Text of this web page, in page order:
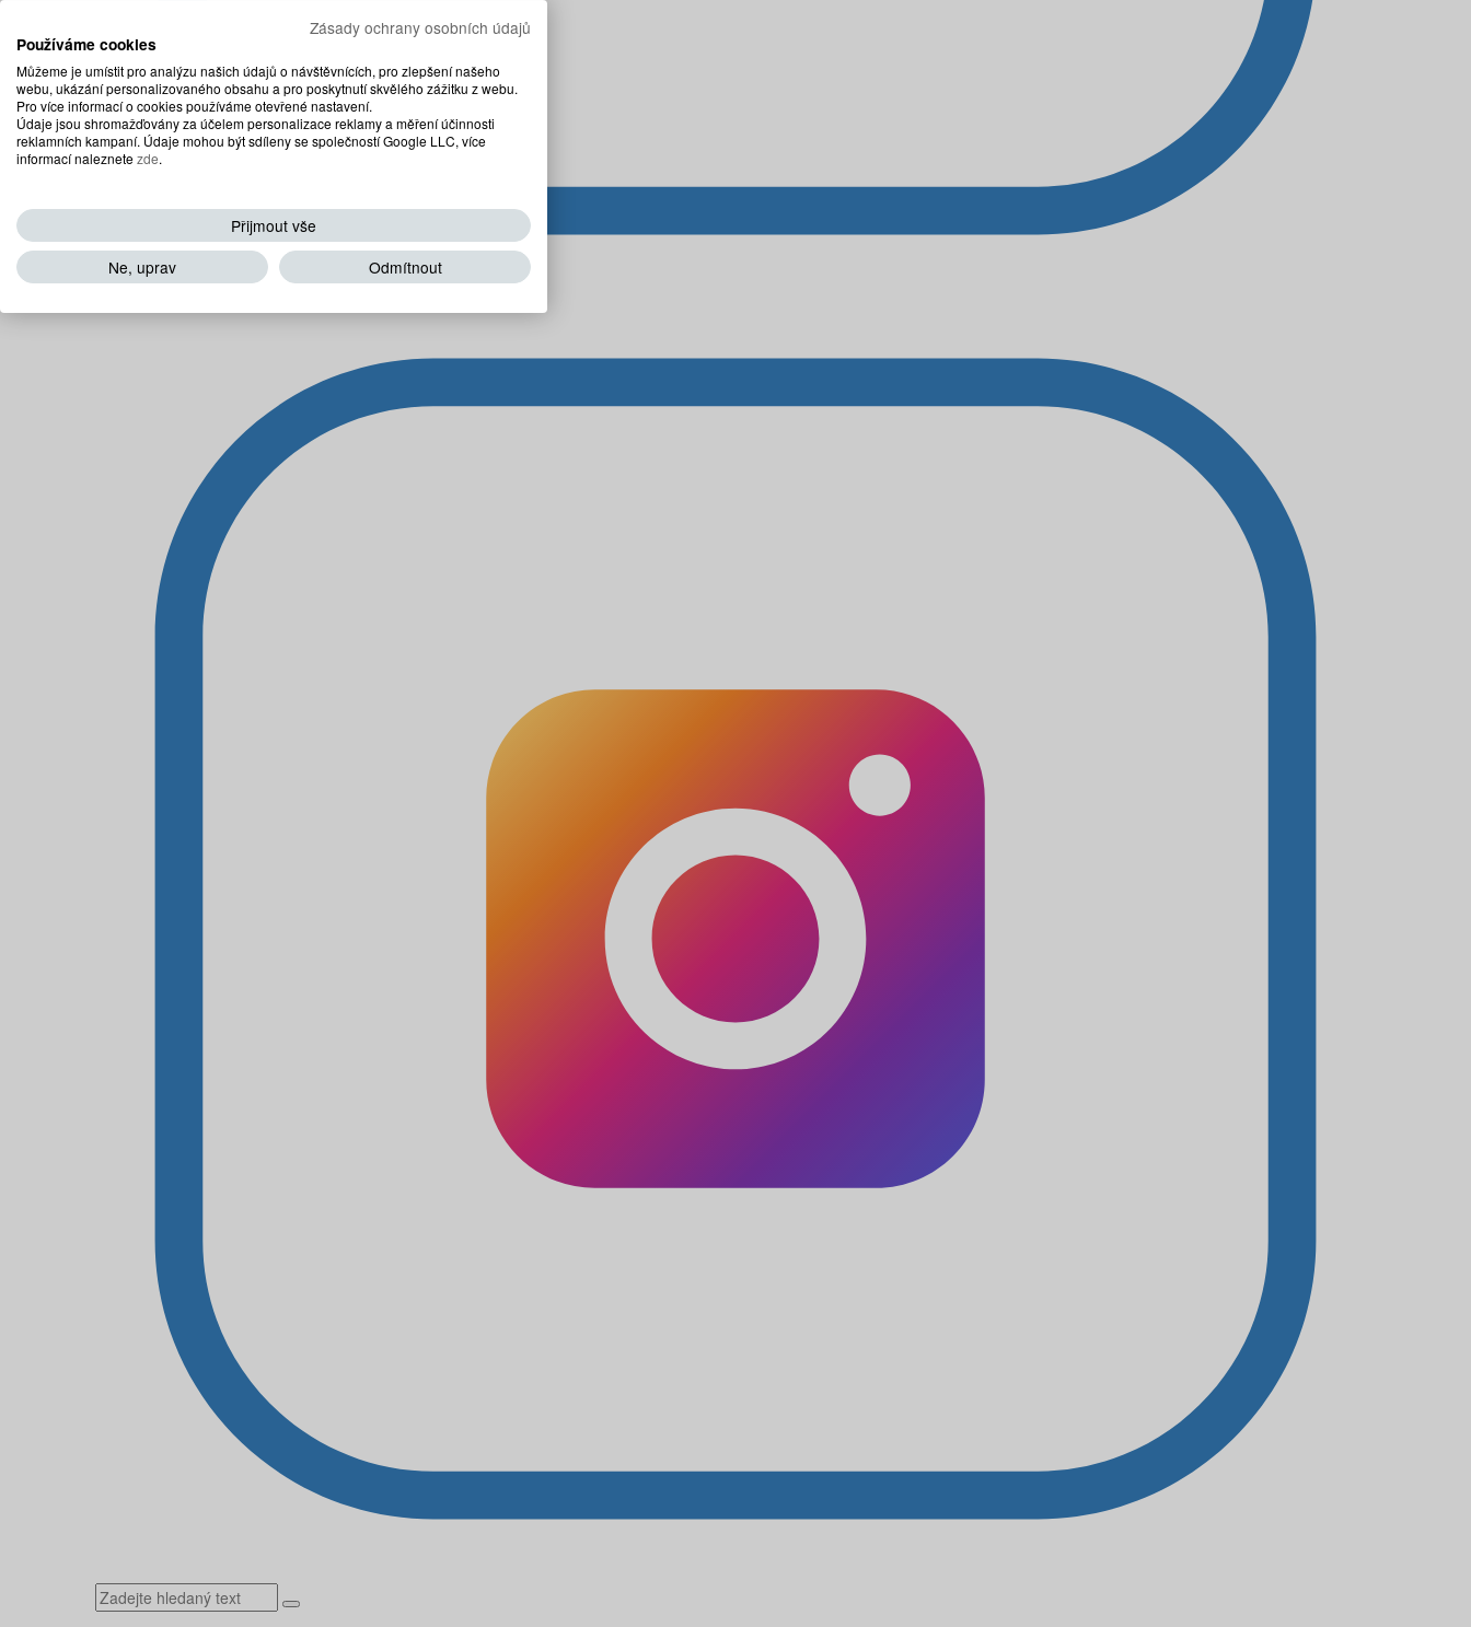
Zásady ochrany osobních údajů
Používáme cookies
Můžeme je umístit pro analýzu našich údajů o návštěvnících, pro zlepšení našeho
webu, ukázání personalizovaného obsahu a pro poskytnutí skvělého zážitku z webu.
Pro více informací o cookies používáme otevřené nastavení.
Údaje jsou shromažďovány za účelem personalizace reklamy a měření účinnosti
reklamních kampaní. Údaje mohou být sdíleny se společností Google LLC, více
informací naleznetezde.
Přijmout vše
Ne, uprav
Odmítnout